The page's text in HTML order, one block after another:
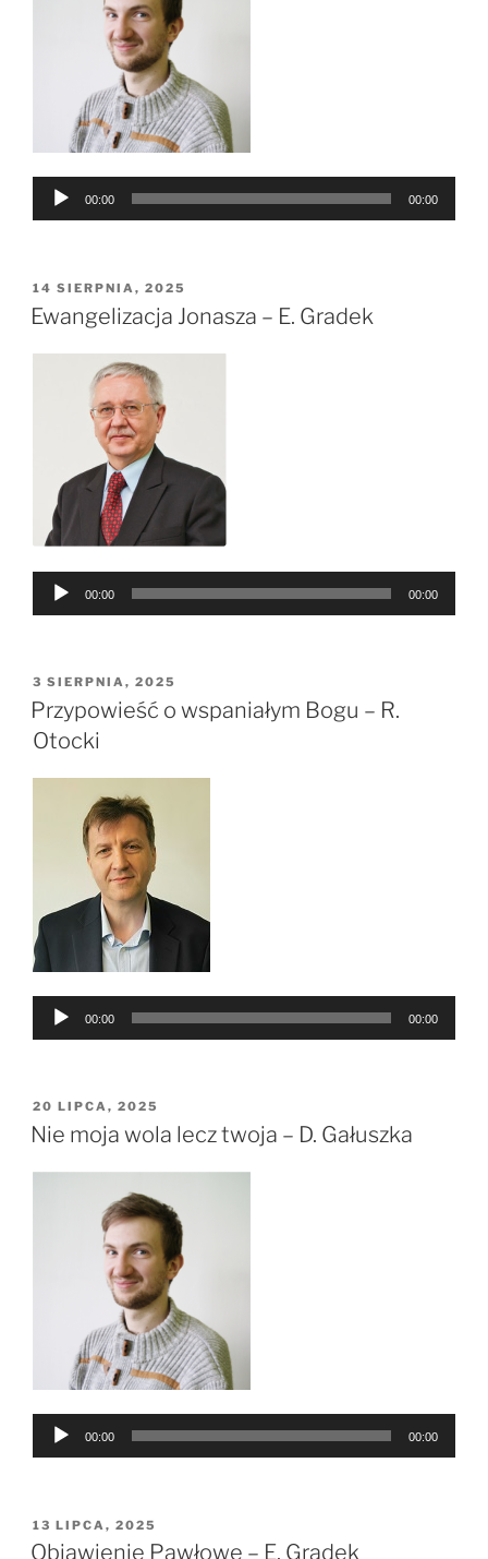
Odtwarzacz
00:00 00:00
OPUBLIKOWANE
W
14 SIERPNIA, 2025
Ewangelizacja Jonasza – E. Gradek
Odtwarzacz
00:00 00:00
OPUBLIKOWANE
W
3 SIERPNIA, 2025
Przypowieść o wspaniałym Bogu – R.
Otocki
Odtwarzacz
00:00 00:00
OPUBLIKOWANE
W
20 LIPCA, 2025
Nie moja wola lecz twoja – D. Gałuszka
Odtwarzacz
00:00 00:00
OPUBLIKOWANE
W
13 LIPCA, 2025
Objawienie Pawłowe – E. Gradek